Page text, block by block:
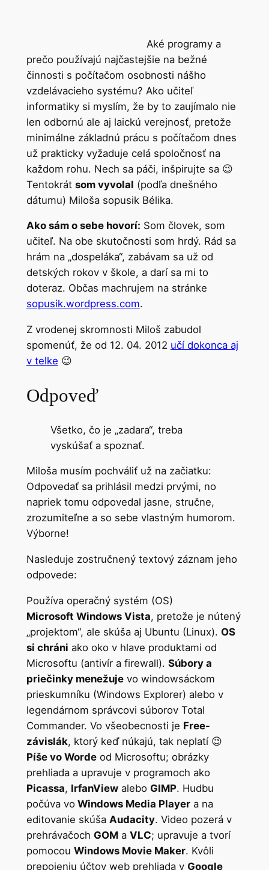
Aké programy a
prečo používajú najčastejšie na bežné
činnosti s počítačom osobnosti nášho
vzdelávacieho systému? Ako učiteľ
informatiky si myslím, že by to zaujímalo nie
len odbornú ale aj laickú verejnosť, pretože
minimálne základnú prácu s počítačom dnes
už prakticky vyžaduje celá spoločnosť na
každom rohu. Nech sa páči, inšpirujte sa 😉
Tentokrát som vyvolal (podľa dnešného
dátumu) Miloša sopusik Bélika.
Ako sám o sebe hovorí: Som človek, som
učiteľ. Na obe skutočnosti som hrdý. Rád sa
hrám na „dospeláka“, zabávam sa už od
detských rokov v škole, a darí sa mi to
doteraz. Občas machrujem na stránke
sopusik.wordpress.com.
Z vrodenej skromnosti Miloš zabudol
spomenúť, že od 12. 04. 2012 učí dokonca aj
v telke 😉
Odpoveď
Všetko, čo je „zadara“, treba
vyskúšať a spoznať.
Miloša musím pochváliť už na začiatku:
Odpovedať sa prihlásil medzi prvými, no
napriek tomu odpovedal jasne, stručne,
zrozumiteľne a so sebe vlastným humorom.
Výborne!
Nasleduje zostručnený textový záznam jeho
odpovede:
Používa operačný systém (OS)
Microsoft Windows Vista, pretože je nútený
„projektom“, ale skúša aj Ubuntu (Linux). OS
si chráni ako oko v hlave produktami od
Microsoftu (antivír a firewall). Súbory a
priečinky menežujevo windowsáckom
prieskumníku (Windows Explorer) alebo v
legendárnom správcovi súborov Total
Commander. Vo všeobecnosti je Free-
závislák, ktorý keď núkajú, tak neplatí 😉
Píše vo Wordeod Microsoftu; obrázky
prehliada a upravuje v programoch ako
Picassa, IrfanViewalebo GIMP. Hudbu
počúva voWindows Media Playera na
editovanie skúša Audacity. Video pozerá v
prehrávačoch GOMa VLC; upravuje a tvorí
pomocou Windows Movie Maker. Kvôli
prepojeniu účtov web prehliada v Google